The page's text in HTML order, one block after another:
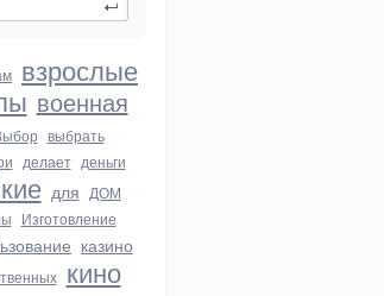
взрослые
военная
выбрать
делает деньги
для ДОМ
Изготовление
казино
кино